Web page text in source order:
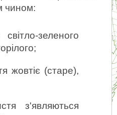
чином:
зеленого
жовтіє (старе),
з'являються